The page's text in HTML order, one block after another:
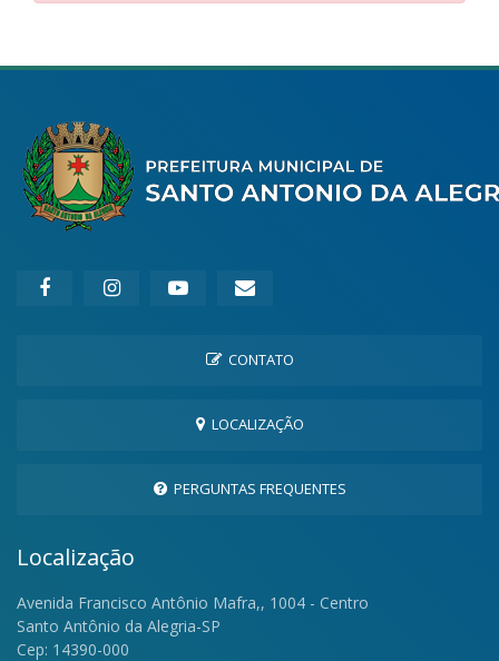
CONTATO
LOCALIZAÇÃO
PERGUNTAS FREQUENTES
Localização
Avenida Francisco Antônio Mafra,, 1004 - Centro
Santo Antônio da Alegria-SP
Cep: 14390-000